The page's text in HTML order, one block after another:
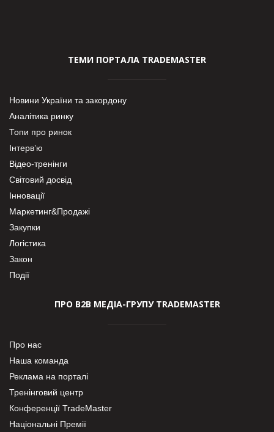
ТЕМИ ПОРТАЛА TRADEMASTER
Новини України та закордону
Аналітика ринку
Топи про ринок
Інтерв’ю
Відео-тренінги
Світовий досвід
Інновації
Маркетинг&Продажі
Закупки
Логістика
Закон
Події
ПРО В2В МЕДІА-ГРУПУ TRADEMASTER
Про нас
Наша команда
Реклама на порталі
Тренінговий центр
Конференції TradeMaster
Національні Премії